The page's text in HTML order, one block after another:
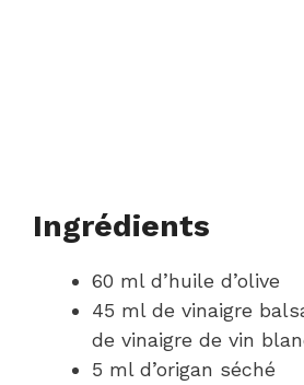
Ingrédients
60 ml d’huile d’olive
45 ml de vinaigre
de vinaigre de vin
5 ml d’origan séché